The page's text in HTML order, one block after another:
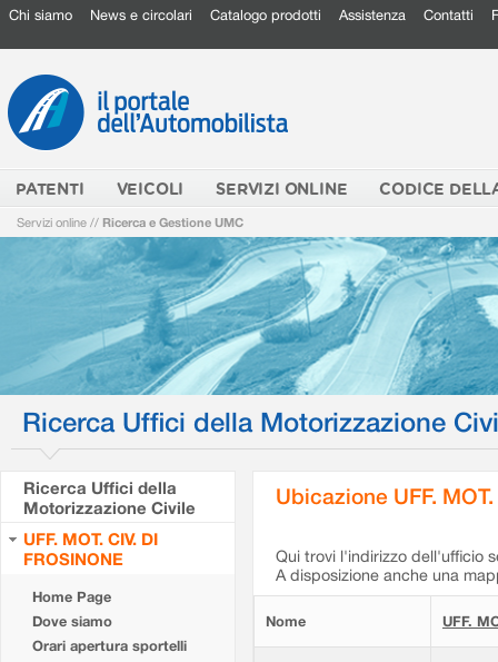
Chi siamo News e circolari Catalogo prodotti Assistenza Contatti
PATENTI VEICOLI SERVIZI ONLINE CODICE
Servizi online // Ricerca e Gestione UMC
Ricerca Uffici della Motorizzazione
Ricerca Uffici della
Motorizzazione Civile
UFF. MOT. CIV. DI
FROSINONE
Home Page
Dove siamo
Orari apertura sportelli
Ubicazione UFF.
Qui trovi l'indirizzo dell'ufficio
A disposizione anche una
Nome UFF.